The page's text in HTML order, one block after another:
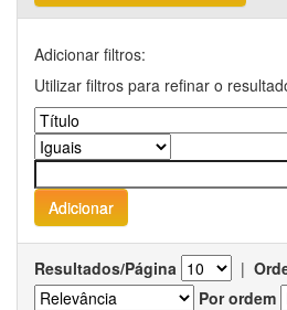
Adicionar filtros:
Utilizar filtros para refinar o
Resultados/Página |
Por ordem